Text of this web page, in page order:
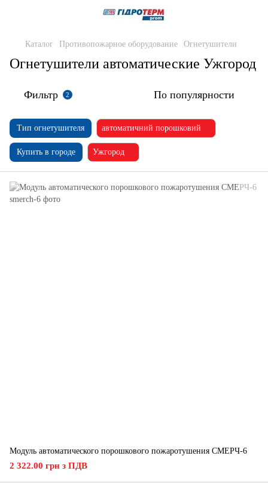
Каталог Противопожарное оборудование Огнетушители
Огнетушители автоматические Ужгород
Фильтр 2 По популярности
Тип огнетушителя автоматичний порошковий
Купить в городе Ужгород
Модуль автоматического порошкового пожаротушения СМЕРЧ-6
2 322.00 грн з ПДВ